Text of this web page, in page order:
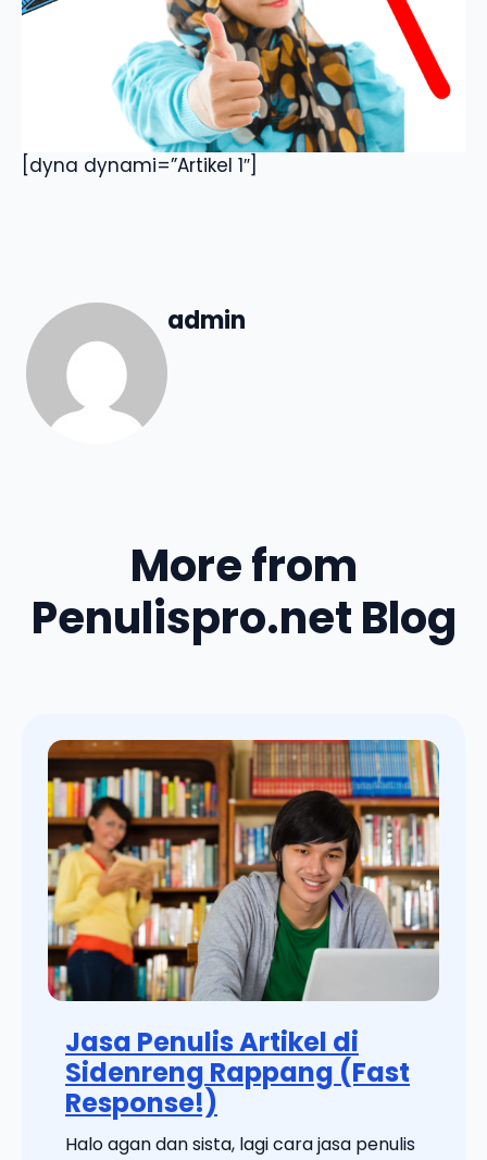
[dyna dynami=”Artikel 1″]
admin
More from
Penulispro.net Blog
Jasa Penulis Artikel di
Sidenreng Rappang (Fast
Response!)
Halo agan dan sista, lagi cara jasa penulis